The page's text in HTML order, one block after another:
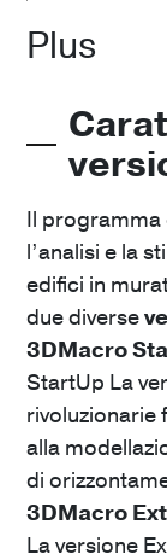
sismica
Programma
muratura e
A partire da
373€
Scopri
3DM-
Modellazione
A partire da
90€
Scopri
Plus
Il programma
l’analisi e la
edifici in
due diverse
3DMacro
StartUp La
rivoluzionarie
alla
di
3DMacro
La versione